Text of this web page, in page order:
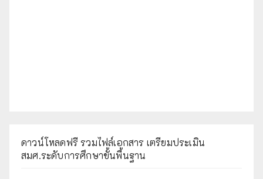
ดาวน์โหลดฟรี รวมไฟล์เอกสาร เตรียมประเมิน
สมศ.ระดับการศึกษาขั้นพื้นฐาน